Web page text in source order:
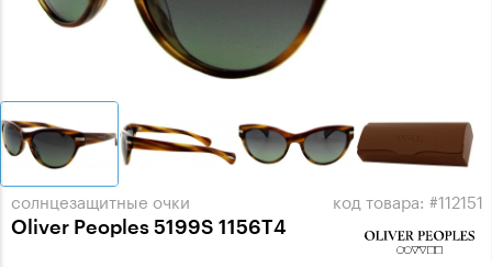
солнцезащитные очки
Oliver Peoples 5199S 1156T4
код товара: #112151